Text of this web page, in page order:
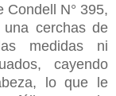
Condell N° 395,
cerchas de
medidas ni
cayendo
lo que le